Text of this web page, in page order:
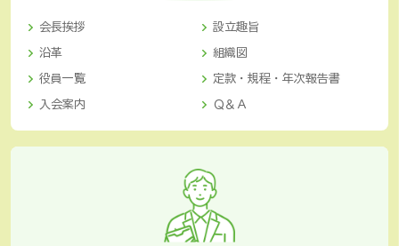
会長挨拶 設立趣旨
沿革 組織図
役員一覧 定款・規程・年次報告書
入会案内 Ｑ＆Ａ